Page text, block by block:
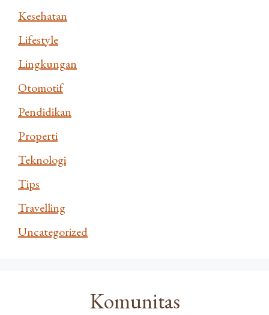
Kesehatan
Lifestyle
Lingkungan
Otomotif
Pendidikan
Properti
Teknologi
Tips
Travelling
Uncategorized
Komunitas